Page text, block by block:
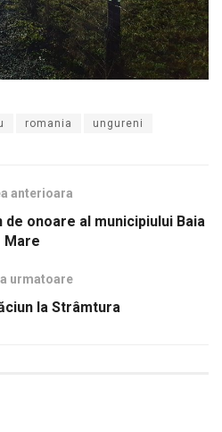
romania ungureni
anterioara
onoare al municipiului Baia
Mare
urmatoare
la Strâmtura